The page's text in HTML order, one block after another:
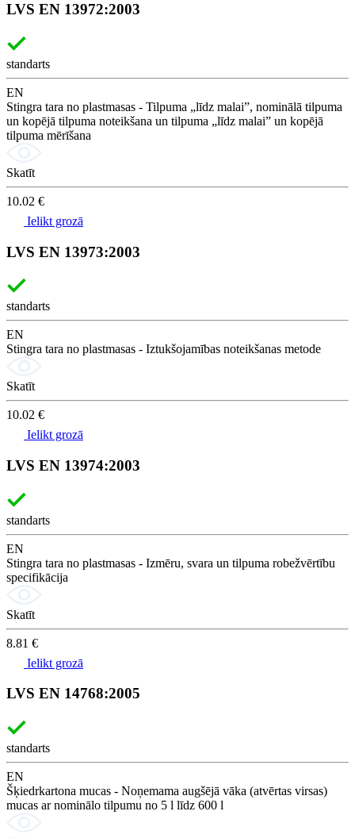
LVS EN 13972:2003
standarts
EN
Stingra tara no plastmasas - Tilpuma „līdz malai”, nominālā tilpuma
un kopējā tilpuma noteikšana un tilpuma „līdz malai” un kopējā
tilpuma mērīšana
Skatīt
10.02 €
Ielikt grozā
LVS EN 13973:2003
standarts
EN
Stingra tara no plastmasas - Iztukšojamības noteikšanas metode
Skatīt
10.02 €
Ielikt grozā
LVS EN 13974:2003
standarts
EN
Stingra tara no plastmasas - Izmēru, svara un tilpuma robežvērtību
specifikācija
Skatīt
8.81 €
Ielikt grozā
LVS EN 14768:2005
standarts
EN
Šķiedrkartona mucas - Noņemama augšējā vāka (atvērtas virsas)
mucas ar nominālo tilpumu no 5 l līdz 600 l